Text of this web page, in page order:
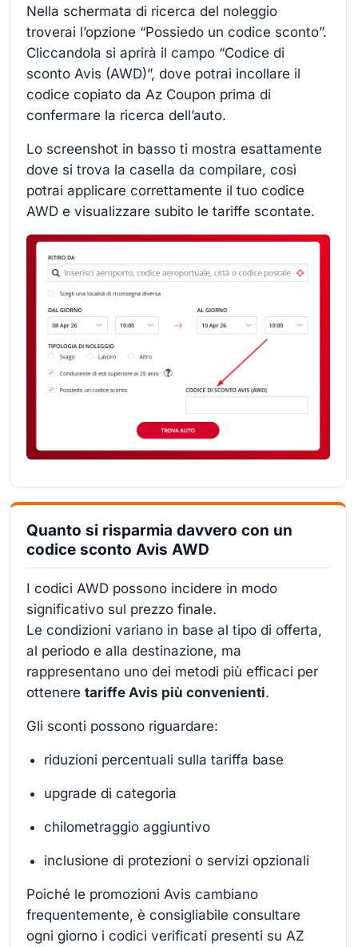
Nella schermata di ricerca del noleggio
troverai l’opzione “Possiedo un codice sconto”.
Cliccandola si aprirà il campo “Codice di
sconto Avis (AWD)”, dove potrai incollare il
codice copiato da Az Coupon prima di
confermare la ricerca dell’auto.
Lo screenshot in basso ti mostra esattamente
dove si trova la casella da compilare, così
potrai applicare correttamente il tuo codice
AWD e visualizzare subito le tariffe scontate.
Quanto si risparmia davvero con un
codice sconto Avis AWD
I codici AWD possono incidere in modo
significativo sul prezzo finale.
Le condizioni variano in base al tipo di offerta,
al periodo e alla destinazione, ma
rappresentano uno dei metodi più efficaci per
ottenere tariffe Avis più convenienti.
Gli sconti possono riguardare:
riduzioni percentuali sulla tariffa base
upgrade di categoria
chilometraggio aggiuntivo
inclusione di protezioni o servizi opzionali
Poiché le promozioni Avis cambiano
frequentemente, è consigliabile consultare
ogni giorno i codici verificati presenti su AZ